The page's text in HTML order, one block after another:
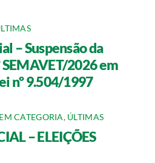
– Suspensão da
2026 em
nº 9.504/1997
CATEGORIA, ÚLTIMAS
– ELEIÇÕES